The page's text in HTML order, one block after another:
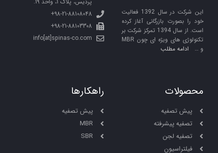
این شرکت در سال 1392 فعالیت
خود را بصورت بازرگانی آغاز کرده
است. از سال 1394 تمرکز شرکت بر
تکنولوژی های ویژه ای چون MBR
و … ادامه مطلب
پردیس، پلاک 1، واحد 19.
98-21-88108048+
98-21-88103308+
info[at]spinas-co.com
محصولات
پیش تصفیه
تصفیه پیشرفته
تصفیه لجن
فیلتراسیون
راهکارها
پیش تصفیه
MBR
SBR